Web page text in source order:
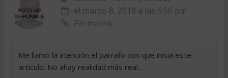
el marzo 8, 2018 a las 5:56 pm
Permalink
Me llamò la atenciòn el parrafo con que inicia este
artìculo. No ahay realidad màs real…